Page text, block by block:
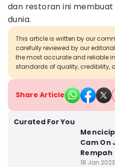
dan restoran ini
dunia.
This article is written by our
carefully reviewed by our
the most accurate and reliable
standards of quality, credibility,
Share Article
Curated For You
Cam On
Rempah
18 Jan